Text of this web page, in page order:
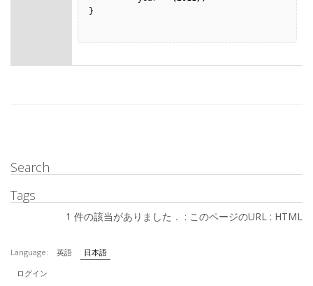
}
Search
Tags
1 件の該当がありました． : このページのURL : HTML
Language: 英語
日本語
ログイン